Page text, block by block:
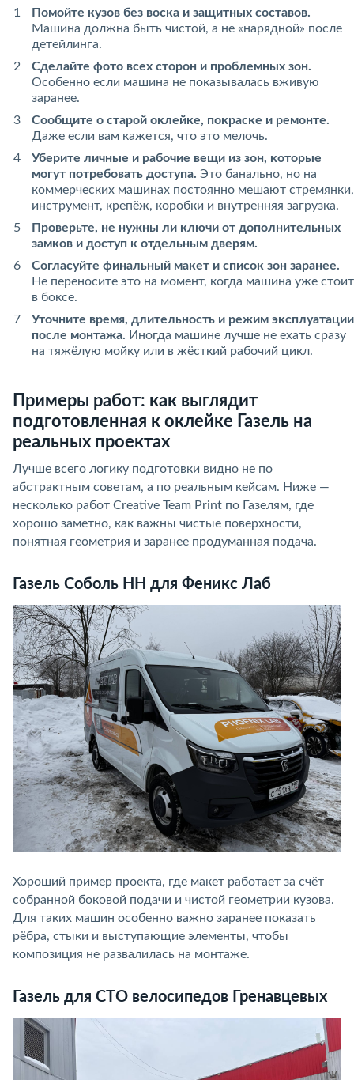
Помойте кузов без воска и защитных составов.
Машина должна быть чистой, а не «нарядной» после
детейлинга.
Сделайте фото всех сторон и проблемных зон.
Особенно если машина не показывалась вживую
заранее.
Сообщите о старой оклейке, покраске и ремонте.
Даже если вам кажется, что это мелочь.
Уберите личные и рабочие вещи из зон, которые
могут потребовать доступа. Это банально, но на
коммерческих машинах постоянно мешают стремянки,
инструмент, крепёж, коробки и внутренняя загрузка.
Проверьте, не нужны ли ключи от дополнительных
замков и доступ к отдельным дверям.
Согласуйте финальный макет и список зон заранее.
Не переносите это на момент, когда машина уже стоит
в боксе.
Уточните время, длительность и режим эксплуатации
после монтажа. Иногда машине лучше не ехать сразу
на тяжёлую мойку или в жёсткий рабочий цикл.
Примеры работ: как выглядит
подготовленная к оклейке Газель на
реальных проектах
Лучше всего логику подготовки видно не по
абстрактным советам, а по реальным кейсам. Ниже —
несколько работ Creative Team Print по Газелям, где
хорошо заметно, как важны чистые поверхности,
понятная геометрия и заранее продуманная подача.
Газель Соболь НН для Феникс Лаб
Хороший пример проекта, где макет работает за счёт
собранной боковой подачи и чистой геометрии кузова.
Для таких машин особенно важно заранее показать
рёбра, стыки и выступающие элементы, чтобы
композиция не развалилась на монтаже.
Газель для СТО велосипедов Гренавцевых